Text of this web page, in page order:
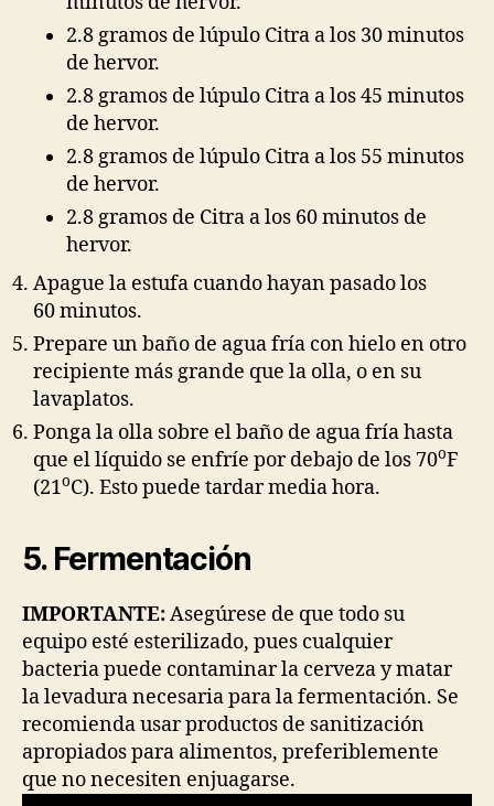
2.8 gramos de lúpulo Citra a los 30 minutos
de hervor.
2.8 gramos de lúpulo Citra a los 45 minutos
de hervor.
2.8 gramos de lúpulo Citra a los 55 minutos
de hervor.
2.8 gramos de Citra a los 60 minutos de
hervor.
Apague la estufa cuando hayan pasado los
60 minutos.
Prepare un baño de agua fría con hielo en otro
recipiente más grande que la olla, o en su
lavaplatos.
Ponga la olla sobre el baño de agua fría hasta
que el líquido se enfríe por debajo de los 70oF
(21oC). Esto puede tardar media hora.
5. Fermentación
IMPORTANTE:Asegúrese de que todo su
equipo esté esterilizado, pues cualquier
bacteria puede contaminar la cerveza y matar
la levadura necesaria para la fermentación. Se
recomienda usar productos de sanitización
apropiados para alimentos, preferiblemente
que no necesiten enjuagarse.